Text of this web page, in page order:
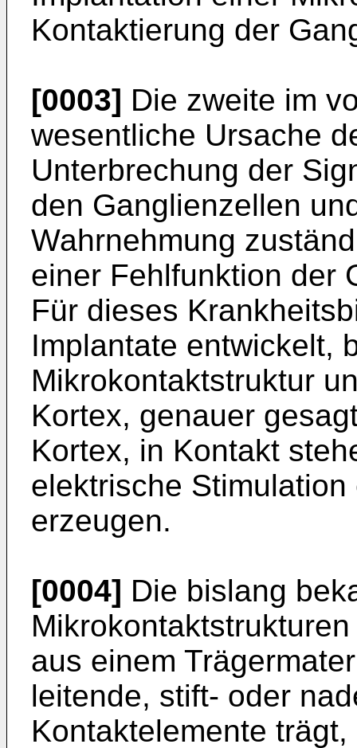
Kontaktierung der
[0003] Die zweite im
wesentliche Ursache
Unterbrechung der
den Ganglienzellen
Wahrnehmung
einer Fehlfunktion der
Für dieses
Implantate entwickelt,
Mikrokontaktstruktur
Kortex, genauer
Kortex, in Kontakt
elektrische
erzeugen.
[0004] Die bislang
aus einem
leitende, stift- oder
Kontaktelemente